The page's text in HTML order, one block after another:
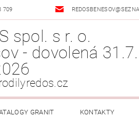
709
spol. s r. o.
- dovolená
GRANIT KONTAKTY